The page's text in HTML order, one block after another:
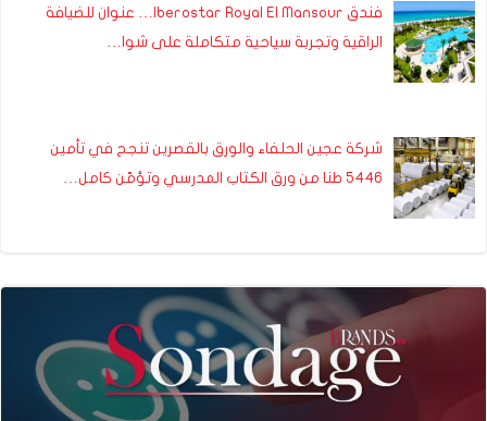
فندق Iberostar Royal El Mansour… عنوان للضيافة
الراقية وتجربة سياحية متكاملة على شوا…
شركة عجين الحلفاء والورق بالقصرين تنجح في تأمين
5446 طنا من ورق الكتاب المدرسي وتؤمّن كامل…